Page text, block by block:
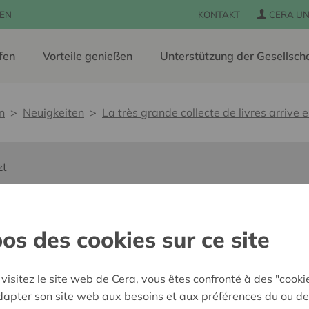
KONTAKT CERA
Vorteile genießen Unterstützung der
Neuigkeiten La très grande collecte de livres arrive
de livres
des cookies sur ce site
le site web de Cera, vous êtes confronté à des
son site web aux besoins et aux préférences du ou